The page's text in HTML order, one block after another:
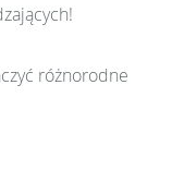
różnorodne